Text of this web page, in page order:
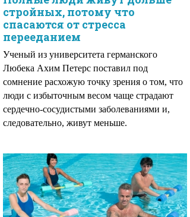
стройных, потому что
спасаются от стресса
перееданием
Ученый из университета германского
Любека Ахим Петерс поставил под
сомнение расхожую точку зрения о том, что
люди с избыточным весом чаще страдают
сердечно-сосудистыми заболеваниями и,
следовательно, живут меньше.